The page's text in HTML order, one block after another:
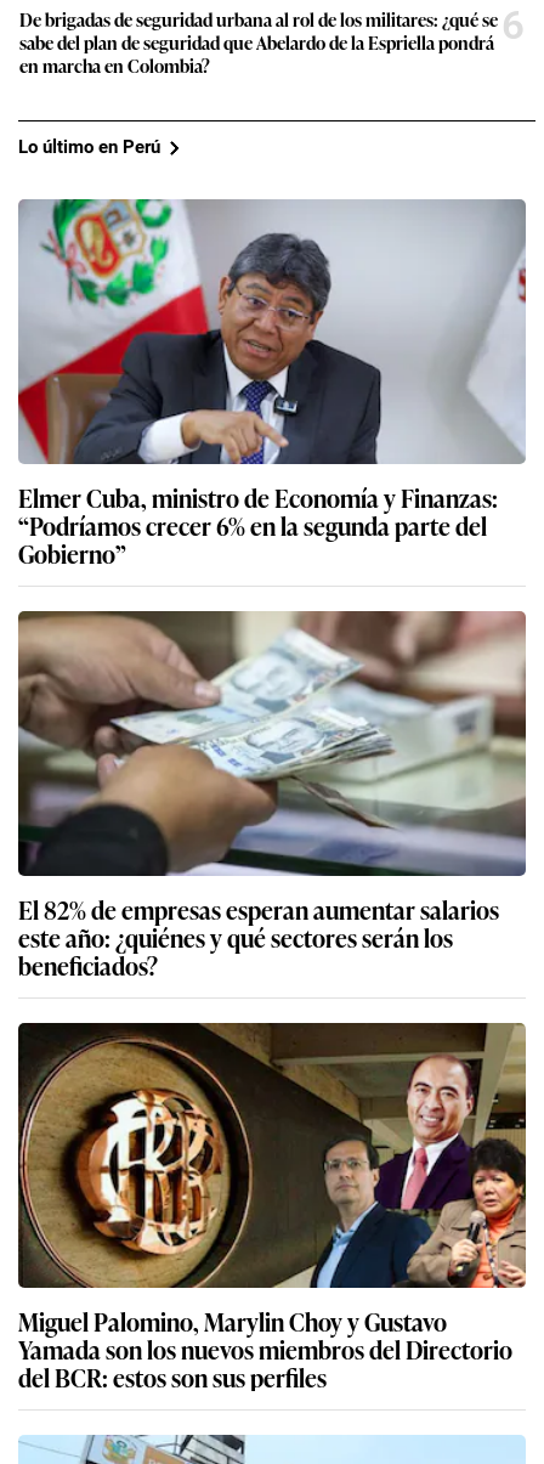
De brigadas de seguridad urbana al rol de los militares: ¿qué se
sabe del plan de seguridad que Abelardo de la Espriella pondrá
en marcha en Colombia?
6
Lo último en Perú
Elmer Cuba, ministro de Economía y Finanzas:
“Podríamos crecer 6% en la segunda parte del
Gobierno”
El 82% de empresas esperan aumentar salarios
este año: ¿quiénes y qué sectores serán los
beneficiados?
Miguel Palomino, Marylin Choy y Gustavo
Yamada son los nuevos miembros del Directorio
del BCR: estos son sus perfiles